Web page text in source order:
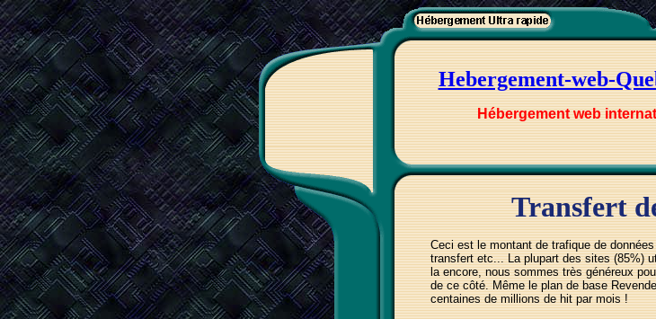
Hebergement-web-
Hébergement web
Transfert
Ceci est le montant de trafique de
transfert etc... La plupart des sites (85%)
la encore, nous sommes très généreux
de ce côté. Même le plan de base
centaines de millions de hit par mois !